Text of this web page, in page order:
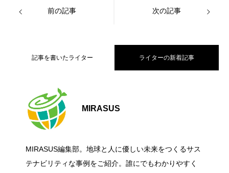
前の記事 次の記事
記事を書いたライター ライターの新着記事
MIRASUS
MIRASUS編集部。地球と人に優しい未来をつくるサス
テナビリティな事例をご紹介。誰にでもわかりやすく
2026.07.06
ペ「Floating Wind Challenge」に挑戦
2026.06.27
ステナブルな選び方と今日からできるこ
2026.06.27 グリーンリカバリーとは？ 経済復興と脱